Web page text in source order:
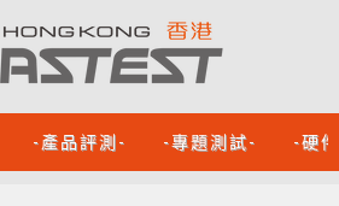
-產品評測- -專題測試- -硬